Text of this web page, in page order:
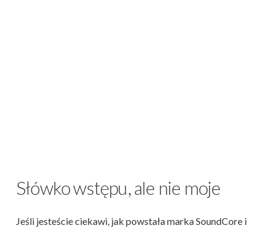
Słówko wstępu, ale nie moje
Jeśli jesteście ciekawi, jak powstała marka SoundCore i